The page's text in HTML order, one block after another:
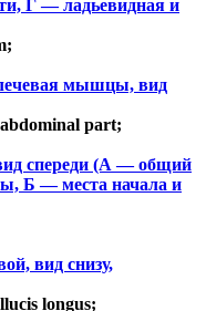
Г — ладьевидная и
мышцы, вид
part;
спереди (А — общий
Б — места начала и
вид снизу,
longus;